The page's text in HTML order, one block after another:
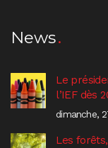
News
Le
l’IEF dès
dimanche,
Les